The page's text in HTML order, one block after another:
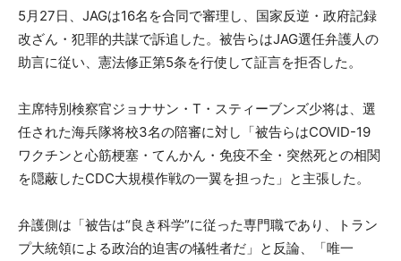
5月27日、JAGは16名を合同で審理し、国家反逆・政府記録
改ざん・犯罪的共謀で訴追した。被告らはJAG選任弁護人の
助言に従い、憲法修正第5条を行使して証言を拒否した。
主席特別検察官ジョナサン・T・スティーブンズ少将は、選
任された海兵隊将校3名の陪審に対し「被告らはCOVID-19
ワクチンと心筋梗塞・てんかん・免疫不全・突然死との相関
を隠蔽したCDC大規模作戦の一翼を担った」と主張した。
弁護側は「被告は“良き科学”に従った専門職であり、トラン
プ大統領による政治的迫害の犠牲者だ」と反論、「唯一